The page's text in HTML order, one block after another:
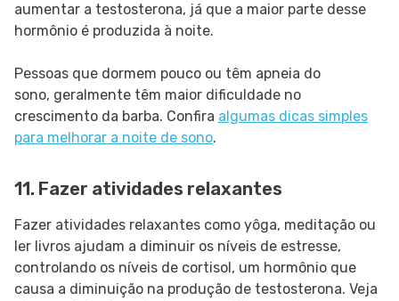
aumentar a testosterona, já que a maior parte desse
hormônio é produzida à noite.
Pessoas que dormem pouco ou têm apneia do
sono, geralmente têm maior dificuldade no
crescimento da barba. Confira algumas dicas simples
para melhorar a noite de sono.
11. Fazer atividades relaxantes
Fazer atividades relaxantes como yôga, meditação ou
ler livros ajudam a diminuir os níveis de estresse,
controlando os níveis de cortisol, um hormônio que
causa a diminuição na produção de testosterona. Veja